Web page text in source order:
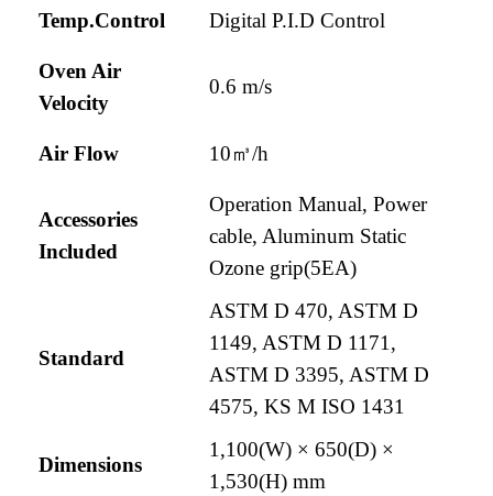
Temp.Control Digital P.I.D Control
Oven Air
Velocity
0.6 m/s
Air Flow 10㎥/h
Accessories
Included
Operation Manual, Power
cable, Aluminum Static
Ozone grip(5EA)
Standard
ASTM D 470, ASTM D
1149, ASTM D 1171,
ASTM D 3395, ASTM D
4575, KS M ISO 1431
Dimensions
1,100(W) × 650(D) ×
1,530(H) mm